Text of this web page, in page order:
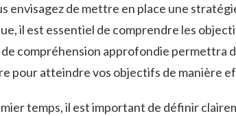
envisagez de mettre en place une
il est essentiel de comprendre les
compréhension approfondie permettra
pour atteindre vos objectifs de ‌manière
temps, il est important de définir